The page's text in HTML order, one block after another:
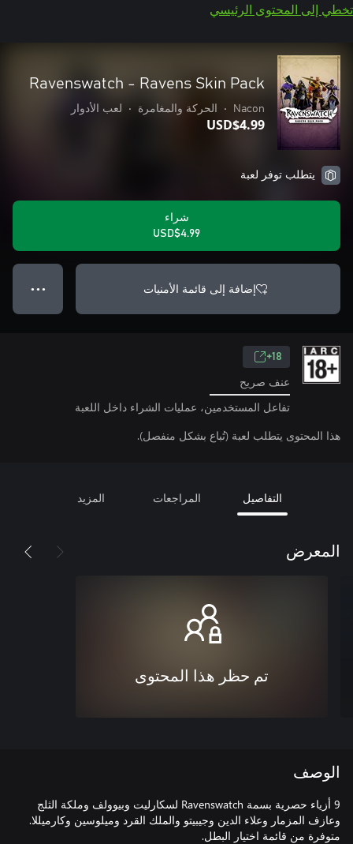
تخطي إلى المحتوى الرئيسي
Ravenswatch - Ravens Skin Pack
Nacon
• الحركة والمغامرة • لعب الأدوار
USD$4.99
يتطلب توفر لعبة
شراء
USD$4.99
إضافة إلى قائمة الأمنيات ● ● ●
18+
عنف صريح
تفاعل المستخدمين، عمليات الشراء داخل اللعبة
هذا المحتوى يتطلب لعبة (تُباع بشكل منفصل).
التفاصيل المراجعات المزيد
المعرض
تم حظر هذا المحتوى
الوصف
9 أزياء حصرية بسمة Ravenswatch لسكارليت وبيوولف وملكة الثلج
وعازف المزمار وعلاء الدين وجيبيتو والملك القرد وميلوسين وكارميللا.
متوفرة من قائمة اختيار البطل.